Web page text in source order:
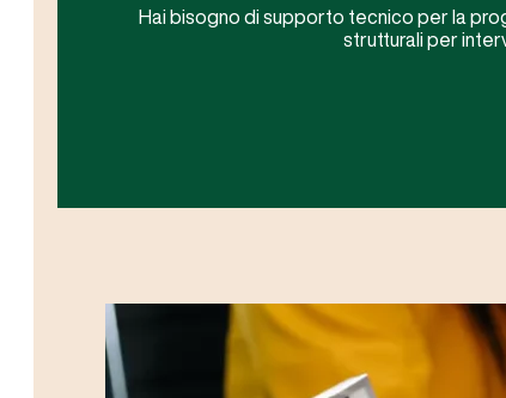
Hai bisogno di supporto tecnico per la
strutturali per